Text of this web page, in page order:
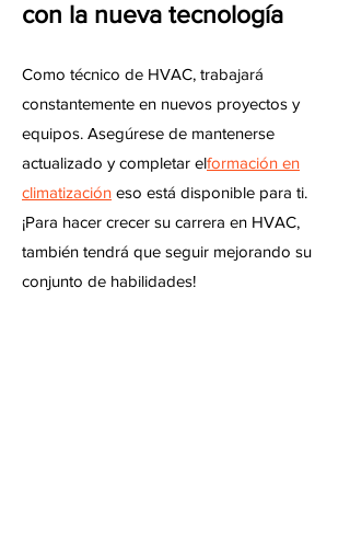
con la nueva tecnología
Como técnico de HVAC, trabajará
constantemente en nuevos proyectos y
equipos. Asegúrese de mantenerse
actualizado y completar elformación en
climatización eso está disponible para ti.
¡Para hacer crecer su carrera en HVAC,
también tendrá que seguir mejorando su
conjunto de habilidades!